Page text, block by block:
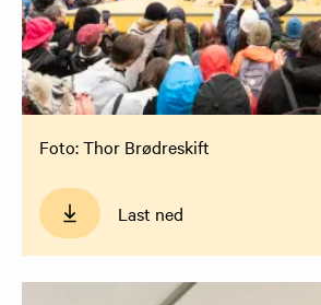
Foto: Thor Brødreskift
Last ned